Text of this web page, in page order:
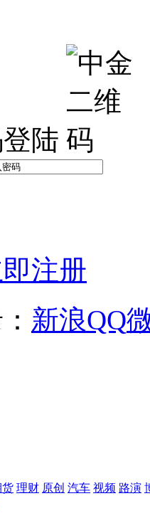
陆
注册
新浪QQ
货 理财 原创 汽车 视频 路演